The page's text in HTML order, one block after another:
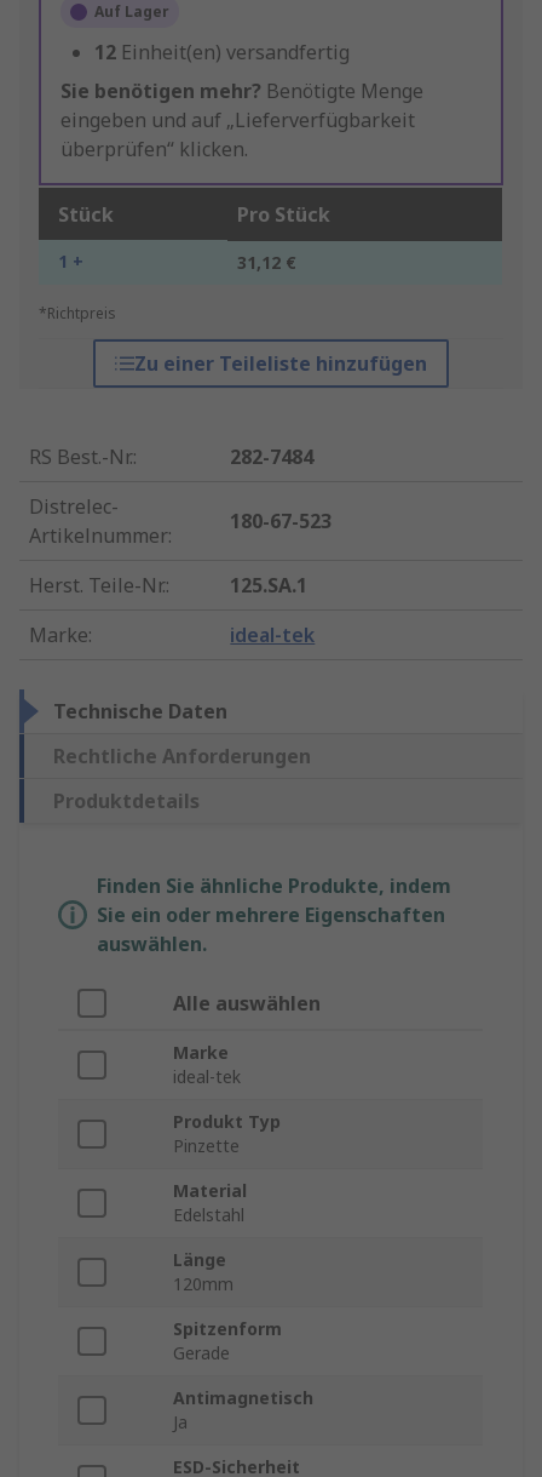
Auf Lager
12 Einheit(en) versandfertig
Sie benötigen mehr? Benötigte Menge
eingeben und auf „Lieferverfügbarkeit
überprüfen“ klicken.
Stück Pro Stück
1 + 31,12 €
*Richtpreis
Zu einer Teileliste hinzufügen
RS Best.-Nr.:
282-7484
Distrelec-
Artikelnummer:
180-67-523
Herst. Teile-Nr.:
125.SA.1
Marke: ideal-tek
Technische Daten
Rechtliche Anforderungen
Produktdetails
Finden Sie ähnliche Produkte, indem
Sie ein oder mehrere Eigenschaften
auswählen.
Alle auswählen
Marke
ideal-tek
Produkt Typ
Pinzette
Material
Edelstahl
Länge
120mm
Spitzenform
Gerade
Antimagnetisch
Ja
ESD-Sicherheit